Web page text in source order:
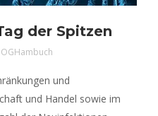
der Spitzen
OGHambuch
und
und Handel sowie im